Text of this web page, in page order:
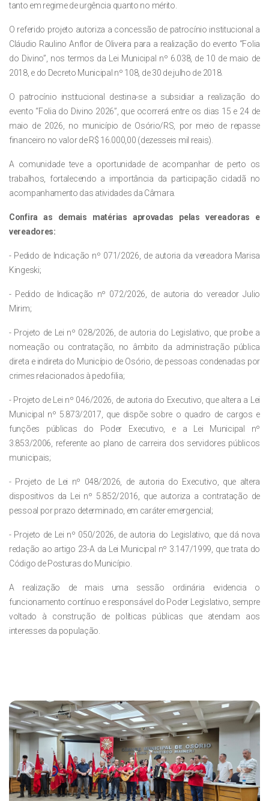
tanto em regime de urgência quanto no mérito.
O referido projeto autoriza a concessão de patrocínio institucional a
Cláudio Raulino Anflor de Oliveira para a realização do evento “Folia
do Divino”, nos termos da Lei Municipal nº 6.038, de 10 de maio de
2018, e do Decreto Municipal nº 108, de 30 de julho de 2018.
O patrocínio institucional destina-se a subsidiar a realização do
evento “Folia do Divino 2026”, que ocorrerá entre os dias 15 e 24 de
maio de 2026, no município de Osório/RS, por meio de repasse
financeiro no valor de R$ 16.000,00 (dezesseis mil reais).
A comunidade teve a oportunidade de acompanhar de perto os
trabalhos, fortalecendo a importância da participação cidadã no
acompanhamento das atividades da Câmara.
Confira as demais matérias aprovadas pelas vereadoras e
vereadores:
- Pedido de Indicação nº 071/2026, de autoria da vereadora Marisa
Kingeski;
- Pedido de Indicação nº 072/2026, de autoria do vereador Julio
Mirim;
- Projeto de Lei nº 028/2026, de autoria do Legislativo, que proíbe a
nomeação ou contratação, no âmbito da administração pública
direta e indireta do Município de Osório, de pessoas condenadas por
crimes relacionados à pedofilia;
- Projeto de Lei nº 046/2026, de autoria do Executivo, que altera a Lei
Municipal nº 5.873/2017, que dispõe sobre o quadro de cargos e
funções públicas do Poder Executivo, e a Lei Municipal nº
3.853/2006, referente ao plano de carreira dos servidores públicos
municipais;
- Projeto de Lei nº 048/2026, de autoria do Executivo, que altera
dispositivos da Lei nº 5.852/2016, que autoriza a contratação de
pessoal por prazo determinado, em caráter emergencial;
- Projeto de Lei nº 050/2026, de autoria do Legislativo, que dá nova
redação ao artigo 23-A da Lei Municipal nº 3.147/1999, que trata do
Código de Posturas do Município.
A realização de mais uma sessão ordinária evidencia o
funcionamento contínuo e responsável do Poder Legislativo, sempre
voltado à construção de políticas públicas que atendam aos
interesses da população.
Previous Next